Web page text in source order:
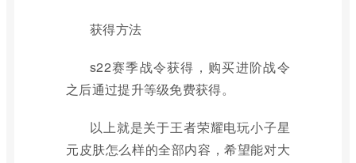
获得方法
s22赛季战令获得，购买进阶战令
之后通过提升等级免费获得。
以上就是关于王者荣耀电玩小子星
元皮肤怎么样的全部内容，希望能对大